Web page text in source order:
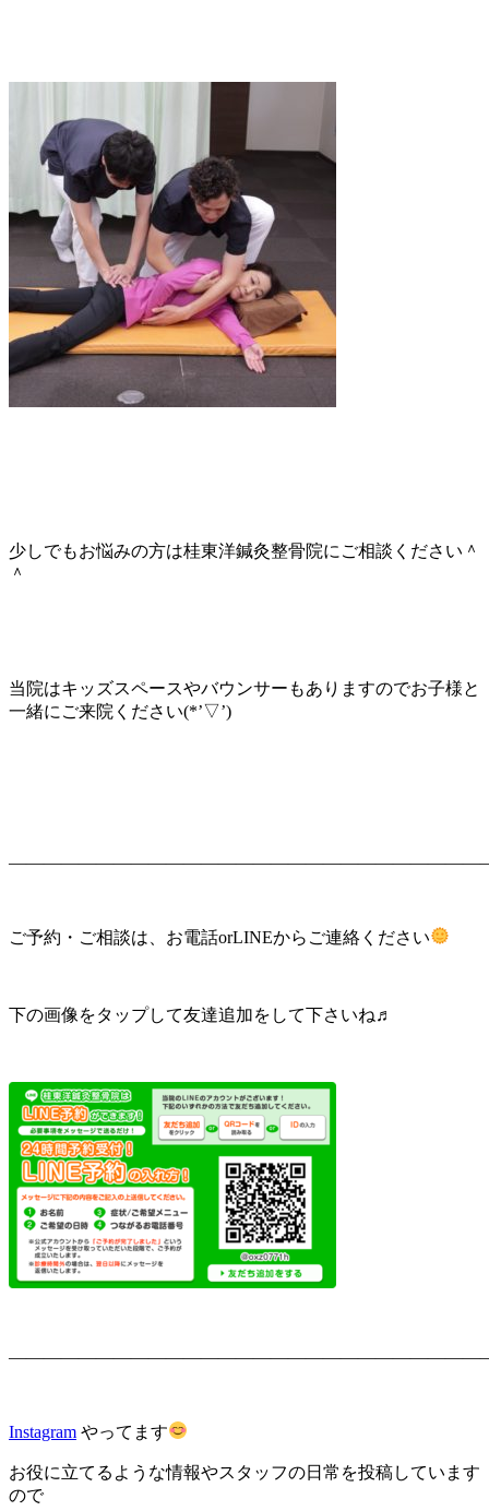
少しでもお悩みの方は桂東洋鍼灸整骨院にご相談ください＾
＾
当院はキッズスペースやバウンサーもありますのでお子様と
一緒にご来院ください(*’▽’)
ご予約・ご相談は、お電話orLINEからご連絡ください
下の画像をタップして友達追加をして下さいね♬
Instagram やってます
お役に立てるような情報やスタッフの日常を投稿しています
ので